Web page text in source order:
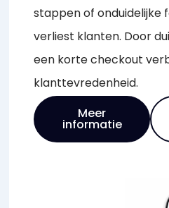
stappen of onduidelijke
verliest klanten. Door
een korte checkout
klanttevredenheid.
Meer
informatie